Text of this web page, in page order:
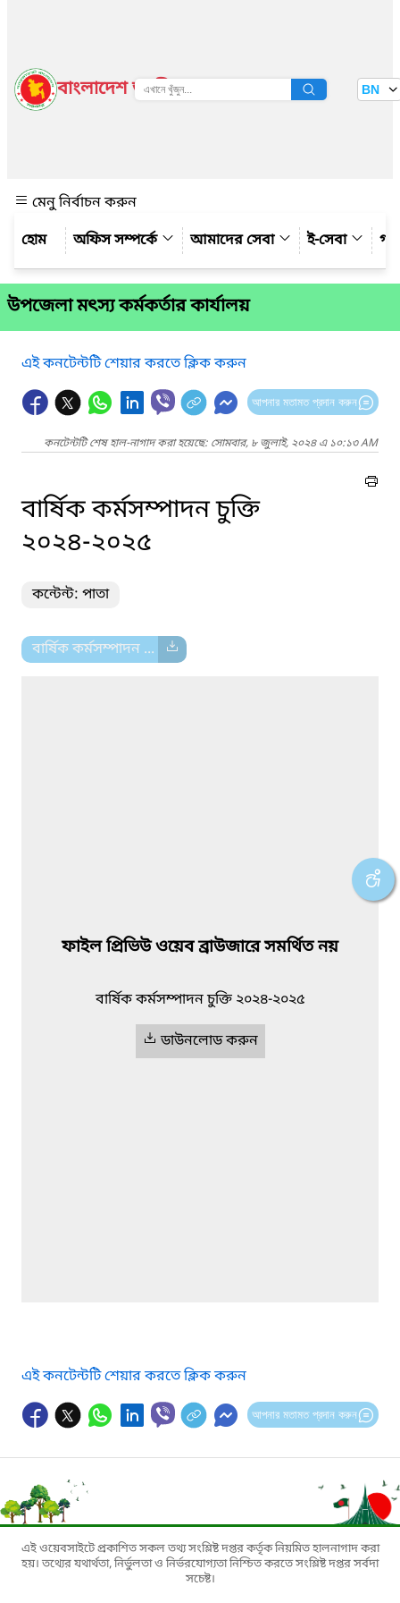
বাংলাদেশ জাতীয় তথ্য বাতায়ন BN
মেনু নির্বাচন করুন
অফিস সম্পর্কে
আমাদের সেবা ই-সেবা
উপজেলা মৎস্য কর্মকর্তার কার্যালয়
এই কনটেন্টটি শেয়ার করতে ক্লিক করুন
আপনার মতামত প্রদান করুন
কনটেন্টটি শেষ হাল-নাগাদ করা হয়েছে: সোমবার, ৮ জুলাই, ২০২৪ এ ১০:১৩ AM
বার্ষিক কর্মসম্পাদন চুক্তি
২০২৪-২০২৫
কন্টেন্ট: পাতা
বার্ষিক কর্মসম্পাদন ...
ফাইল প্রিভিউ ওয়েব ব্রাউজারে সমর্থিত নয়
বার্ষিক কর্মসম্পাদন চুক্তি ২০২৪-২০২৫
ডাউনলোড করুন
এই কনটেন্টটি শেয়ার করতে ক্লিক করুন
আপনার মতামত প্রদান করুন
এই ওয়েবসাইটে প্রকাশিত সকল তথ্য সংশ্লিষ্ট দপ্তর কর্তৃক নিয়মিত হালনাগাদ করা
হয়। তথ্যের যথার্থতা, নির্ভুলতা ও নির্ভরযোগ্যতা নিশ্চিত করতে সংশ্লিষ্ট দপ্তর সর্বদা
সচেষ্ট।